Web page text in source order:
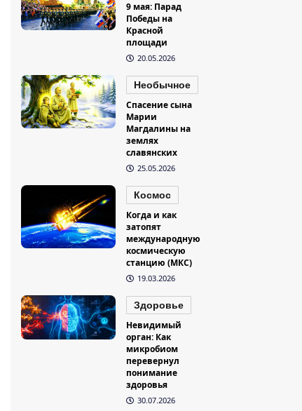
9 мая: Парад
Победы на
Красной
площади
20.05.2026
Необычное
Спасение сына
Марии
Магдалины на
землях
славянских
25.05.2026
Космос
Когда и как
затопят
международную
космическую
станцию (МКС)
19.03.2026
Здоровье
Невидимый
орган: Как
микробиом
перевернул
понимание
здоровья
30.07.2026